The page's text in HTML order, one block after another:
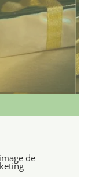
de